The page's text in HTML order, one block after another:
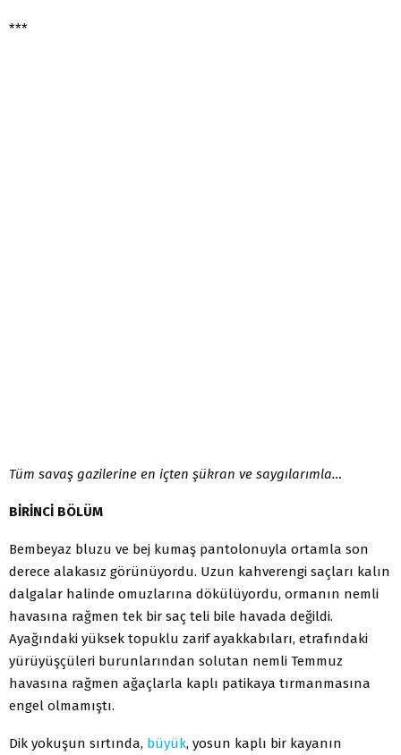
***
Tüm savaş gazilerine en içten şükran ve saygılarımla…
BİRİNCİ BÖLÜM
Bembeyaz bluzu ve bej kumaş pantolonuyla ortamla son
derece alakasız görünüyordu. Uzun kahverengi saçları kalın
dalgalar halinde omuzlarına dökülüyordu, ormanın nemli
havasına rağmen tek bir saç teli bile havada değildi.
Ayağındaki yüksek topuklu zarif ayakkabıları, etrafındaki
yürüyüşçüleri burunlarından solutan nemli Temmuz
havasına rağmen ağaçlarla kaplı patikaya tırmanmasına
engel olmamıştı.
Dik yokuşun sırtında, büyük, yosun kaplı bir kayanın